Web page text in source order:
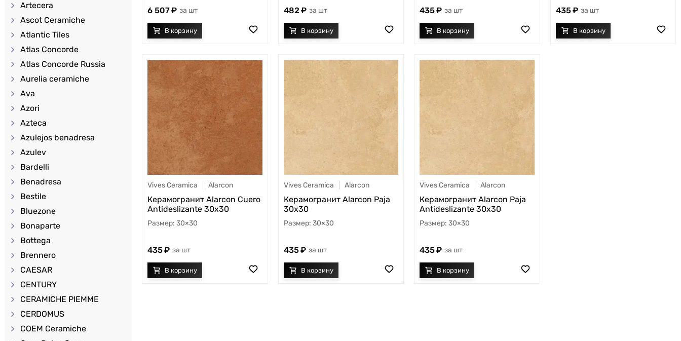
Artecera
Ascot Ceramiche
Atlantic Tiles
Atlas Concorde
Atlas Concorde Russia
Aurelia ceramiche
Ava
Azori
Azteca
Azulejos benadresa
Azulev
Bardelli
Benadresa
Bestile
Bluezone
Bonaparte
Bottega
Brennero
CAESAR
CENTURY
CERAMICHE PIEMME
CERDOMUS
COEM Ceramiche
6 507 шт 482 шт 435 шт 435 шт
Vives Ceramica Alarcon
Керамогранит Alarcon Cuero
Antideslizante 30x30
30×30
435 шт
Vives Ceramica Alarcon
Керамогранит Alarcon Paja
30x30
30×30
435 шт
Vives Ceramica Alarcon
Керамогранит Alarcon Paja
Antideslizante 30x30
30×30
435 шт